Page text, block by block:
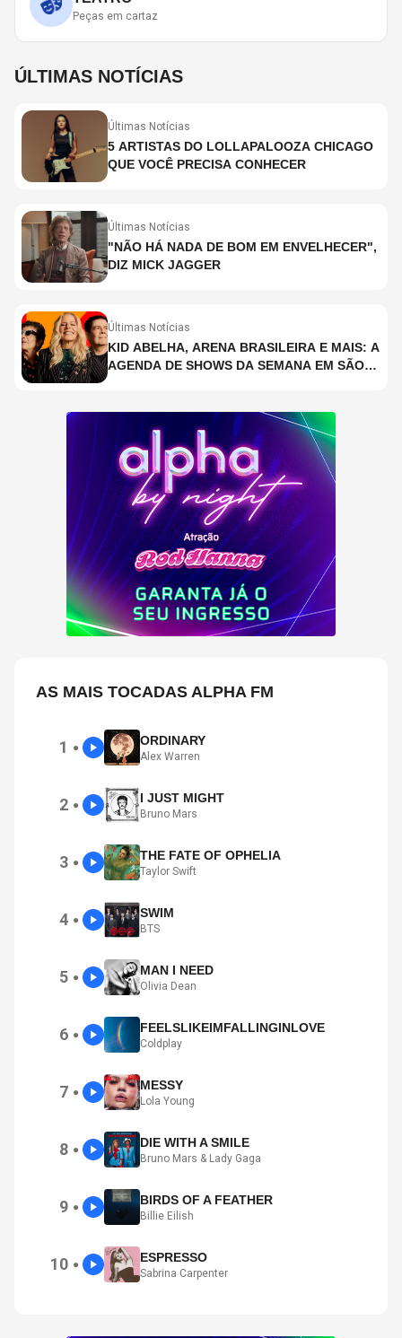
Peças em cartaz
ÚLTIMAS NOTÍCIAS
Últimas Notícias
5 ARTISTAS DO LOLLAPALOOZA CHICAGO
QUE VOCÊ PRECISA CONHECER
Últimas Notícias
"NÃO HÁ NADA DE BOM EM ENVELHECER",
DIZ MICK JAGGER
Últimas Notícias
KID ABELHA, ARENA BRASILEIRA E MAIS: A
AGENDA DE SHOWS DA SEMANA EM SÃO
AS MAIS TOCADAS ALPHA FM
1 ● ORDINARY
Alex Warren
2 ● I JUST MIGHT
Bruno Mars
3 ● THE FATE OF OPHELIA
Taylor Swift
4 ● SWIM
BTS
5 ● MAN I NEED
Olivia Dean
6 ● FEELSLIKEIMFALLINGINLOVE
Coldplay
7 ● MESSY
Lola Young
8 ● DIE WITH A SMILE
Bruno Mars & Lady Gaga
9 ● BIRDS OF A FEATHER
Billie Eilish
10 ● ESPRESSO
Sabrina Carpenter